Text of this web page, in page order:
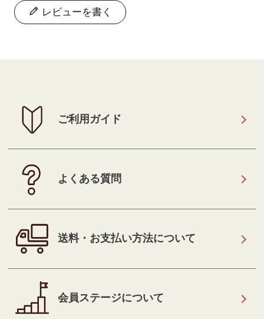
レビューを書く
ご利用ガイド
よくある質問
送料・お支払い方法について
会員ステージについて